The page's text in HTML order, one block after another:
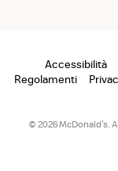
Footer
menu
Accessibilità
Regolamenti
© 2026 McDonald's.